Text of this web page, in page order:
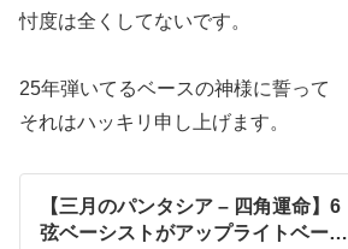
忖度は全くしてないです。
25年弾いてるベースの神様に誓って
それはハッキリ申し上げます。
【三月のパンタシア – 四角運命】6
弦ベーシストがアップライトベース